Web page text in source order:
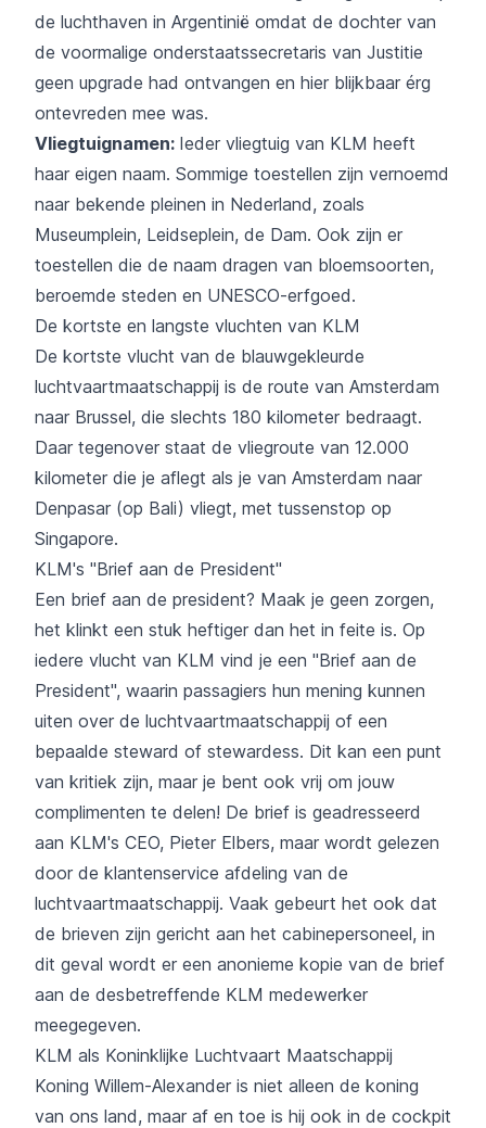
de luchthaven in Argentinië omdat de dochter van
de voormalige onderstaatssecretaris van Justitie
geen upgrade had ontvangen en hier blijkbaar érg
ontevreden mee was.
Vliegtuignamen: Ieder vliegtuig van KLM heeft
haar eigen naam. Sommige toestellen zijn vernoemd
naar bekende pleinen in Nederland, zoals
Museumplein, Leidseplein, de Dam. Ook zijn er
toestellen die de naam dragen van bloemsoorten,
beroemde steden en UNESCO-erfgoed.
De kortste en langste vluchten van KLM
De kortste vlucht van de blauwgekleurde
luchtvaartmaatschappij is de route van Amsterdam
naar Brussel, die slechts 180 kilometer bedraagt.
Daar tegenover staat de vliegroute van 12.000
kilometer die je aflegt als je van Amsterdam naar
Denpasar (op Bali) vliegt, met tussenstop op
Singapore.
KLM's "Brief aan de President"
Een brief aan de president? Maak je geen zorgen,
het klinkt een stuk heftiger dan het in feite is. Op
iedere vlucht van KLM vind je een "Brief aan de
President", waarin passagiers hun mening kunnen
uiten over de luchtvaartmaatschappij of een
bepaalde steward of stewardess. Dit kan een punt
van kritiek zijn, maar je bent ook vrij om jouw
complimenten te delen! De brief is geadresseerd
aan KLM's CEO, Pieter Elbers, maar wordt gelezen
door de klantenservice afdeling van de
luchtvaartmaatschappij. Vaak gebeurt het ook dat
de brieven zijn gericht aan het cabinepersoneel, in
dit geval wordt er een anonieme kopie van de brief
aan de desbetreffende KLM medewerker
meegegeven.
KLM als Koninklijke Luchtvaart Maatschappij
Koning Willem-Alexander is niet alleen de koning
van ons land, maar af en toe is hij ook in de cockpit